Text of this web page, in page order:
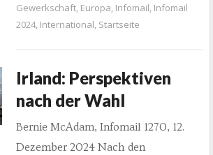
Gewerkschaft, Europa, Infomail, Infomail
2024, International, Startseite
Irland: Perspektiven
nach der Wahl
Bernie McAdam, Infomail 1270, 12.
Dezember 2024 Nach den